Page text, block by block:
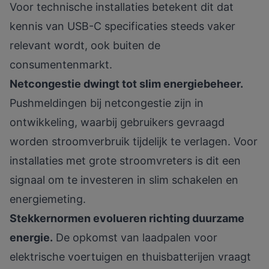
Voor technische installaties betekent dit dat
kennis van USB-C specificaties steeds vaker
relevant wordt, ook buiten de
consumentenmarkt.
Netcongestie dwingt tot slim energiebeheer.
Pushmeldingen bij netcongestie zijn in
ontwikkeling, waarbij gebruikers gevraagd
worden stroomverbruik tijdelijk te verlagen. Voor
installaties met grote stroomvreters is dit een
signaal om te investeren in slim schakelen en
energiemeting.
Stekkernormen evolueren richting duurzame
energie. De opkomst van laadpalen voor
elektrische voertuigen en thuisbatterijen vraagt